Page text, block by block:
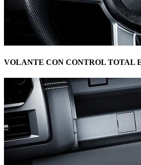
VOLANTE CON CONTROL TOTAL